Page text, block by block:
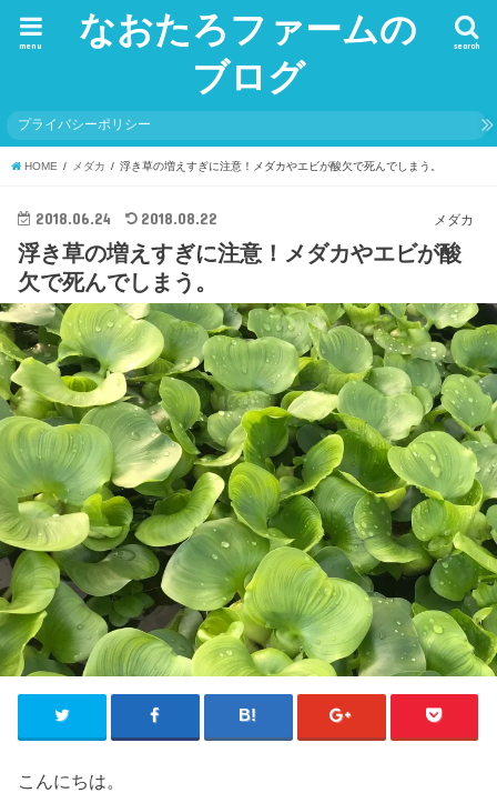
なおたろファームの
ブログ
search
menu
プライバシーポリシー
HOME メダカ 浮き草の増えすぎに注意！メダカやエビが酸欠で死んでしまう。
メダカ
2018.06.24 2018.08.22
浮き草の増えすぎに注意！メダカやエビが酸
欠で死んでしまう。
こんにちは。